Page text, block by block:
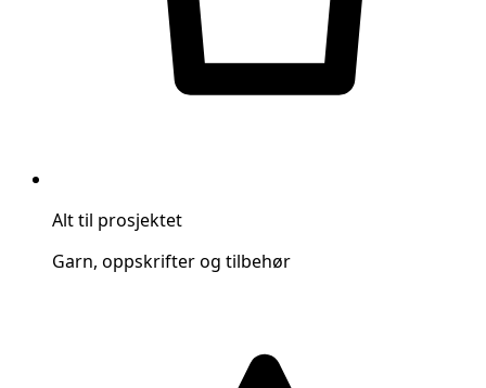
Alt til prosjektet
Garn, oppskrifter og tilbehør